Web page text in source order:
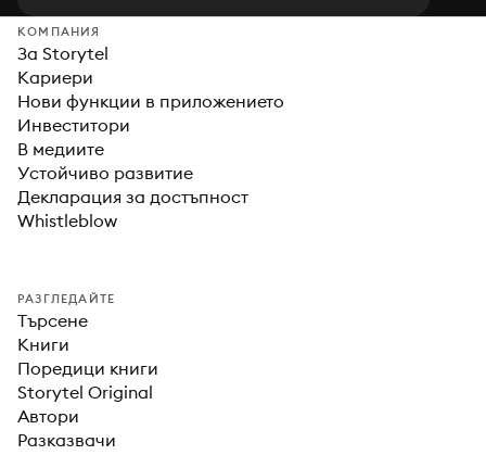
КОМПАНИЯ
За Storytel
Кариери
Нови функции в приложението
Инвеститори
В медиите
Устойчиво развитие
Декларация за достъпност
Whistleblow
РАЗГЛЕДАЙТЕ
Търсене
Книги
Поредици книги
Storytel Original
Автори
Разказвачи